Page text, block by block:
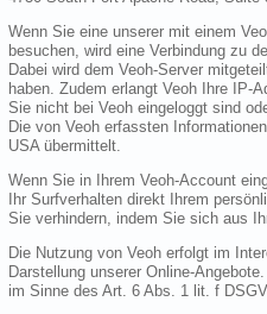
Wenn Sie eine unserer mit einem
besuchen, wird eine Verbindung zu
Dabei wird dem Veoh-Server
haben. Zudem erlangt Veoh Ihre IP-
Sie nicht bei Veoh eingeloggt sind
Die von Veoh erfassten
USA übermittelt.
Wenn Sie in Ihrem Veoh-Account
Ihr Surfverhalten direkt Ihrem
Sie verhindern, indem Sie sich aus
Die Nutzung von Veoh erfolgt im
Darstellung unserer Online-
im Sinne des Art. 6 Abs. 1 lit. f